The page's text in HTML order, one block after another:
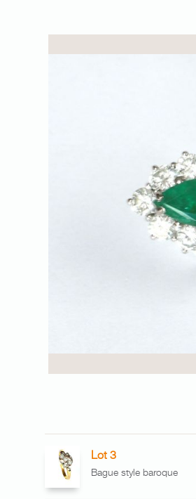
Lot 3
Bague style baroque